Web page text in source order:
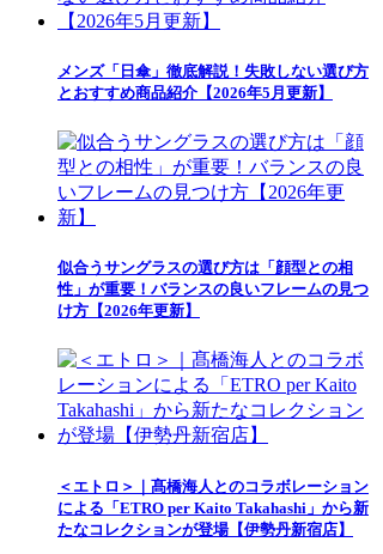
メンズ「日傘」徹底解説！失敗しない選び方
とおすすめ商品紹介【2026年5月更新】
似合うサングラスの選び方は「顔型との相
性」が重要！バランスの良いフレームの見つ
け方【2026年更新】
＜エトロ＞｜髙橋海人とのコラボレーション
による「ETRO per Kaito Takahashi」から新
たなコレクションが登場【伊勢丹新宿店】